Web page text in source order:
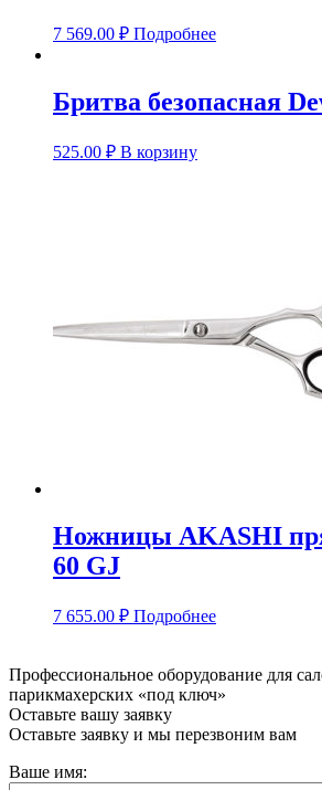
7 569.00 ₽ Подробнее
Бритва безопасная
525.00 ₽ В корзину
Ножницы AKASHI
60 GJ
7 655.00 ₽ Подробнее
Профессиональное оборудование для
парикмахерских «под ключ»
Оставьте вашу заявку
Оставьте заявку и мы перезвоним вам
Ваше имя: